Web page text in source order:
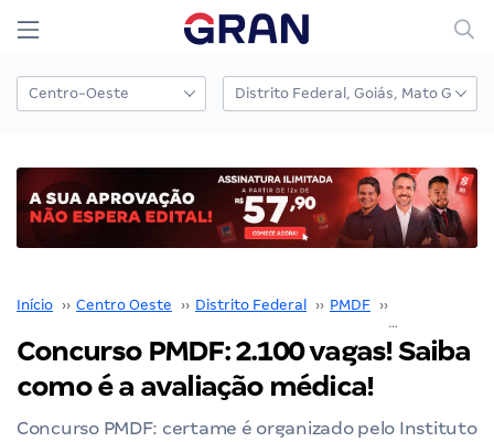
Início ›› Centro Oeste ›› Distrito Federal ›› PMDF ››
Concurso PMDF: 2.100 vagas! Saiba
como é a avaliação médica!
Concurso PMDF: certame é organizado pelo Instituto